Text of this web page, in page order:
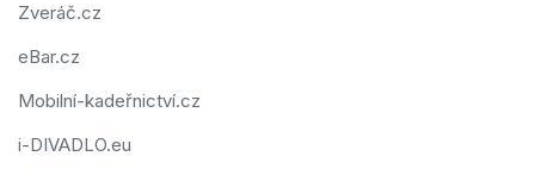
Zveráč.cz
eBar.cz
Mobilní-kadeřnictví.cz
i-DIVADLO.eu